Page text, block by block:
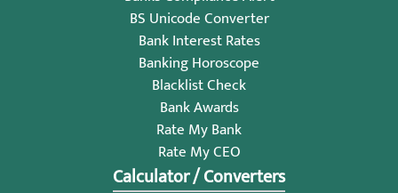
BS Unicode Converter
Bank Interest Rates
Banking Horoscope
Blacklist Check
Bank Awards
Rate My Bank
Rate My CEO
Calculator / Converters